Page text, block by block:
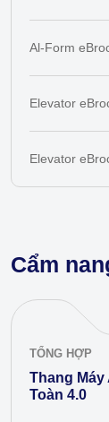
Al-Form
Elevator
Elevator
Cẩm
TỔNG HỢP
Thang
Toàn 4.0